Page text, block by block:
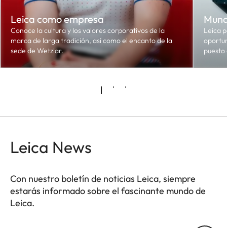
Leica como empresa
Conoce la cultura y los valores corporativos de la
marca de larga tradición, así como el encanto de la
sede de Wetzlar.
Leica
Leica News
Con nuestro boletín de noticias Leica, siempre
estarás informado sobre el fascinante mundo de
Leica.